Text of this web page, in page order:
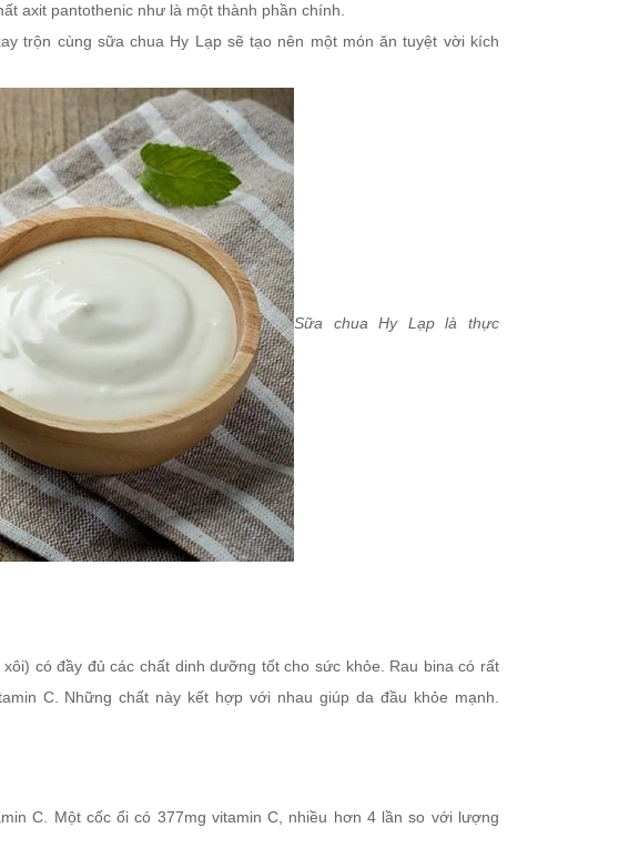
axit pantothenic như là một thành phần chính.
trộn cùng sữa chua Hy Lạp sẽ tạo nên một món ăn tuyệt vời kích
Sữa chua Hy Lạp là thực
có đầy đủ các chất dinh dưỡng tốt cho sức khỏe. Rau bina có rất
C. Những chất này kết hợp với nhau giúp da đầu khỏe mạnh.
C. Một cốc ổi có 377mg vitamin C, nhiều hơn 4 lần so với lượng